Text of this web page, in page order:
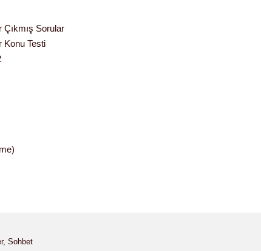
Sorular
Konu Testi
, Sohbet